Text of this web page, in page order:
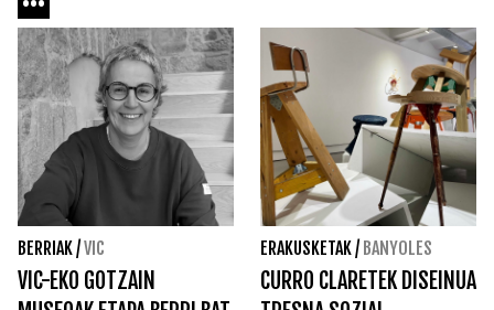
BERRIAK/VIC
VIC-EKO GOTZAIN
ERAKUSKETAK/ BANYOLES
CURRO CLARETEK DISEINUA